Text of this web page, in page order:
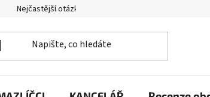
Nejčastější otázky